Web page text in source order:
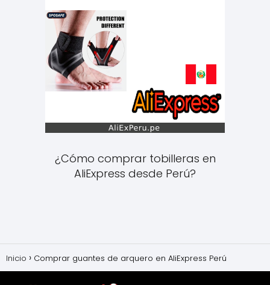
¿Cómo comprar tobilleras en
AliExpress desde Perú?
Inicio Comprar guantes de arquero en AliExpress Perú